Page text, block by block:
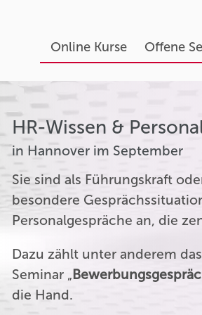
Online Kurse Offene
HR-Wissen &
in Hannover im September
Sie sind als Führungskraft
besondere
Personalgespräche an, die
Dazu zählt unter anderem
Seminar „
die Hand.